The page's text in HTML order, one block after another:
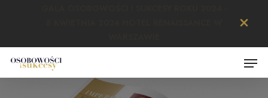
content
Menu
Menu